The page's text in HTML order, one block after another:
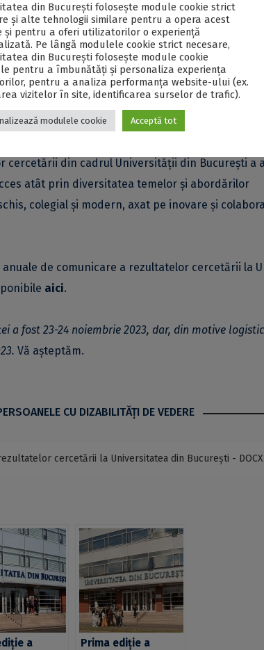
urmărește consolidarea conexiunilor din
pentru dezvoltarea unor colaborări
a valorii demersurilor din spațiul
vor fi comunicate ulterior, după centralizarea
din cadrul Universității din București a
atât prin diversitatea temelor și abordărilor
colegial și modern, axat pe inovare și
de comunicare a rezultatelor cercetării la
aici.
fost 23-24 noiembrie 2023, dar, din motive
Vă așteptăm.
CU DIZABILITĂŢI DE VEDERE
cercetării la Universitatea din București - DOCX
a
Prima ediție a
din București folosește module cookie strict
și alte tehnologii similare pentru a opera acest
și pentru a oferi utilizatorilor o experiență
Pe lângă modulele cookie strict necesare,
din București folosește module cookie
pentru a îmbunătăți și personaliza experiența
pentru a analiza performanța website-ului (ex.
vizitelor în site, identificarea surselor de trafic).
modulele cookie Acceptă tot